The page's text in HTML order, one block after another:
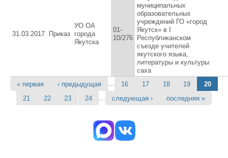
31.03.2017 Приказ
УО ОА
города
Якутска
01-
10/276
муниципальных
образовательных
учреждений ГО «город
Якутск» в I
Республиканском
съезде учителей
якутского языка,
литературы и культуры
саха
Страницы
« первая ‹ предыдущая 16 17 18 19
20
21
22 23 24 следующая › последняя »